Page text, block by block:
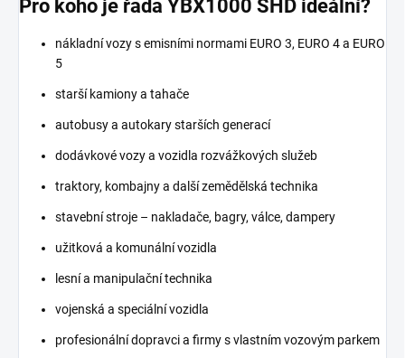
Pro koho je řada YBX1000 SHD ideální?
nákladní vozy s emisními normami EURO 3, EURO 4 a EURO
5
starší kamiony a tahače
autobusy a autokary starších generací
dodávkové vozy a vozidla rozvážkových služeb
traktory, kombajny a další zemědělská technika
stavební stroje – nakladače, bagry, válce, dampery
užitková a komunální vozidla
lesní a manipulační technika
vojenská a speciální vozidla
profesionální dopravci a firmy s vlastním vozovým parkem